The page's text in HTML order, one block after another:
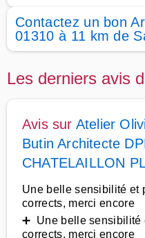
Contactez un bon
01310 à 11 km de
Les derniers avis
Avis sur Atelier
Butin Architecte
CHATELAILLON
Une belle sensibilité et
corrects, merci encore
➕ Une belle sensibilité
corrects, merci encore